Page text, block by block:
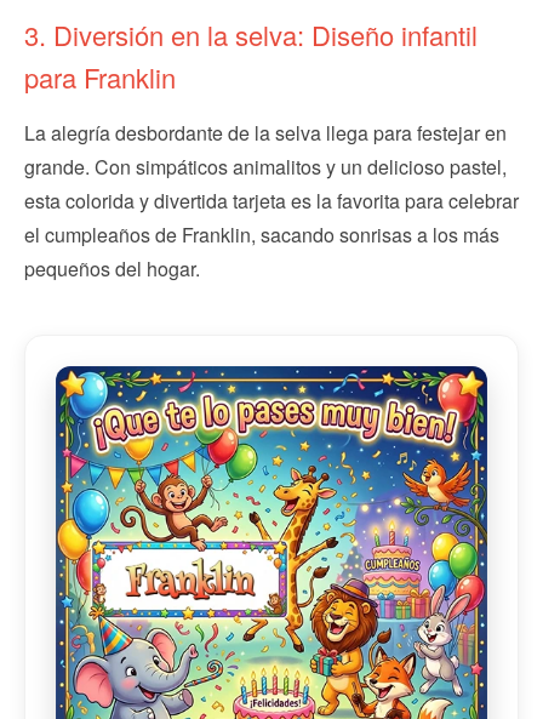
3. Diversión en la selva: Diseño infantil
para Franklin
La alegría desbordante de la selva llega para festejar en
grande. Con simpáticos animalitos y un delicioso pastel,
esta colorida y divertida tarjeta es la favorita para celebrar
el cumpleaños de Franklin, sacando sonrisas a los más
pequeños del hogar.